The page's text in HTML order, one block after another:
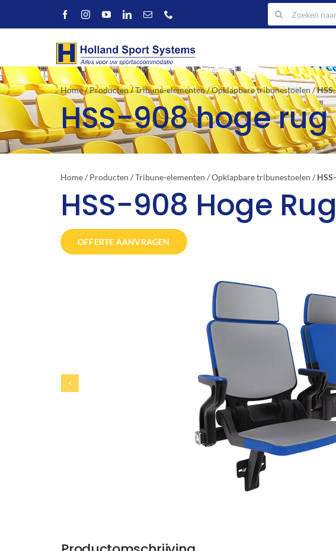
Zoeken
naar:
Home/Producten/Tribune-elementen/Opklapbare tribunestoelen /
HSS-908 hoge rug
Home/ Producten /Tribune-elementen /Opklapbare tribunestoelen /
HSS-908 Hoge Rug
OFFERTE AANVRAGEN